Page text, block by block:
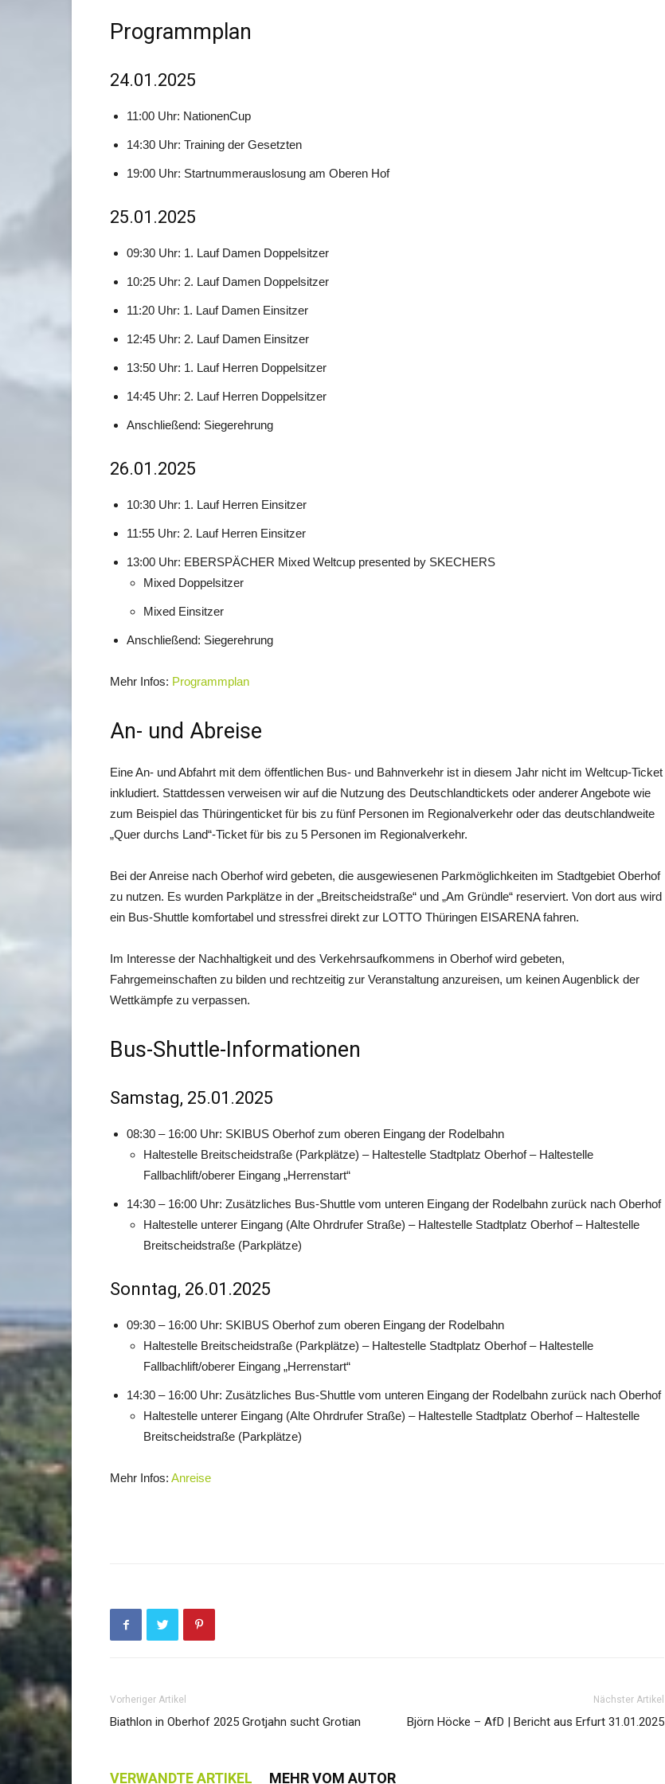
Programmplan
24.01.2025
11:00 Uhr: NationenCup
14:30 Uhr: Training der Gesetzten
19:00 Uhr: Startnummerauslosung am Oberen Hof
25.01.2025
09:30 Uhr: 1. Lauf Damen Doppelsitzer
10:25 Uhr: 2. Lauf Damen Doppelsitzer
11:20 Uhr: 1. Lauf Damen Einsitzer
12:45 Uhr: 2. Lauf Damen Einsitzer
13:50 Uhr: 1. Lauf Herren Doppelsitzer
14:45 Uhr: 2. Lauf Herren Doppelsitzer
Anschließend: Siegerehrung
26.01.2025
10:30 Uhr: 1. Lauf Herren Einsitzer
11:55 Uhr: 2. Lauf Herren Einsitzer
13:00 Uhr: EBERSPÄCHER Mixed Weltcup presented by SKECHERS
Mixed Doppelsitzer
Mixed Einsitzer
Anschließend: Siegerehrung
Mehr Infos: Programmplan
An- und Abreise
Eine An- und Abfahrt mit dem öffentlichen Bus- und Bahnverkehr ist in diesem Jahr nicht im Weltcup-Ticket
inkludiert. Stattdessen verweisen wir auf die Nutzung des Deutschlandtickets oder anderer Angebote wie
zum Beispiel das Thüringenticket für bis zu fünf Personen im Regionalverkehr oder das deutschlandweite
„Quer durchs Land“-Ticket für bis zu 5 Personen im Regionalverkehr.
Bei der Anreise nach Oberhof wird gebeten, die ausgewiesenen Parkmöglichkeiten im Stadtgebiet Oberhof
zu nutzen. Es wurden Parkplätze in der „Breitscheidstraße“ und „Am Gründle“ reserviert. Von dort aus wird
ein Bus-Shuttle komfortabel und stressfrei direkt zur LOTTO Thüringen EISARENA fahren.
Im Interesse der Nachhaltigkeit und des Verkehrsaufkommens in Oberhof wird gebeten,
Fahrgemeinschaften zu bilden und rechtzeitig zur Veranstaltung anzureisen, um keinen Augenblick der
Wettkämpfe zu verpassen.
Bus-Shuttle-Informationen
Samstag, 25.01.2025
08:30 – 16:00 Uhr: SKIBUS Oberhof zum oberen Eingang der Rodelbahn
Haltestelle Breitscheidstraße (Parkplätze) – Haltestelle Stadtplatz Oberhof – Haltestelle
Fallbachlift/oberer Eingang „Herrenstart“
14:30 – 16:00 Uhr: Zusätzliches Bus-Shuttle vom unteren Eingang der Rodelbahn zurück nach Oberhof
Haltestelle unterer Eingang (Alte Ohrdrufer Straße) – Haltestelle Stadtplatz Oberhof – Haltestelle
Breitscheidstraße (Parkplätze)
Sonntag, 26.01.2025
09:30 – 16:00 Uhr: SKIBUS Oberhof zum oberen Eingang der Rodelbahn
Haltestelle Breitscheidstraße (Parkplätze) – Haltestelle Stadtplatz Oberhof – Haltestelle
Fallbachlift/oberer Eingang „Herrenstart“
14:30 – 16:00 Uhr: Zusätzliches Bus-Shuttle vom unteren Eingang der Rodelbahn zurück nach Oberhof
Haltestelle unterer Eingang (Alte Ohrdrufer Straße) – Haltestelle Stadtplatz Oberhof – Haltestelle
Breitscheidstraße (Parkplätze)
Mehr Infos: Anreise
Vorheriger Artikel
Biathlon in Oberhof 2025 Grotjahn sucht Grotian
Nächster Artikel
Björn Höcke – AfD | Bericht aus Erfurt 31.01.2025
VERWANDTE ARTIKEL MEHR VOM AUTOR